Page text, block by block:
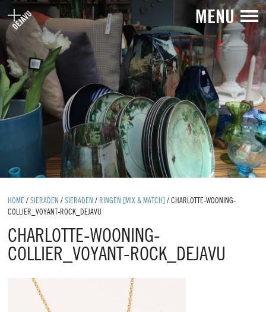
MENU
HOME /SIERADEN /SIERADEN / RINGEN [MIX & MATCH] /CHARLOTTE-WOONING-
COLLIER_VOYANT-ROCK_DEJAVU
CHARLOTTE-WOONING-
COLLIER_VOYANT-ROCK_DEJAVU